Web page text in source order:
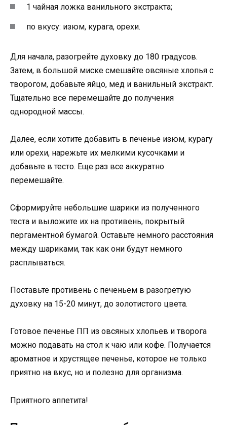
1 чайная ложка ванильного экстракта;
по вкусу: изюм, курага, орехи.
Для начала, разогрейте духовку до 180 градусов.
Затем, в большой миске смешайте овсяные хлопья с
творогом, добавьте яйцо, мед и ванильный экстракт.
Тщательно все перемешайте до получения
однородной массы.
Далее, если хотите добавить в печенье изюм, курагу
или орехи, нарежьте их мелкими кусочками и
добавьте в тесто. Еще раз все аккуратно
перемешайте.
Сформируйте небольшие шарики из полученного
теста и выложите их на противень, покрытый
пергаментной бумагой. Оставьте немного расстояния
между шариками, так как они будут немного
расплываться.
Поставьте противень с печеньем в разогретую
духовку на 15-20 минут, до золотистого цвета.
Готовое печенье ПП из овсяных хлопьев и творога
можно подавать на стол к чаю или кофе. Получается
ароматное и хрустящее печенье, которое не только
приятно на вкус, но и полезно для организма.
Приятного аппетита!